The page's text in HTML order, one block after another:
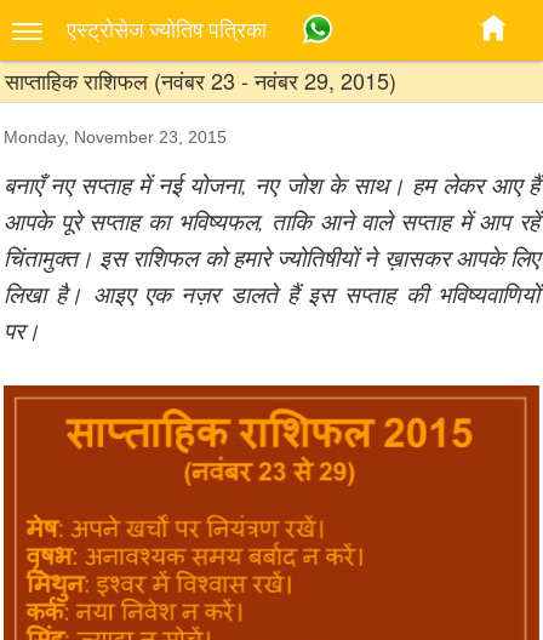
एस्‍ट्रोसेज ज्‍योतिष पत्रिका
साप्ताहिक राशिफल (नवंबर 23 - नवंबर 29, 2015)
Monday, November 23, 2015
बनाएँ नए सप्ताह में नई योजना, नए जोश के साथ। हम लेकर आए हैं
आपके पूरे सप्ताह का भविष्यफल, ताकि आने वाले सप्ताह में आप रहें
चिंतामुक्त। इस राशिफल को हमारे ज्योतिषीयों ने ख़ासकर आपके लिए
लिखा है। आइए एक नज़र डालते हैं इस सप्ताह की भविष्यवाणियों
पर।